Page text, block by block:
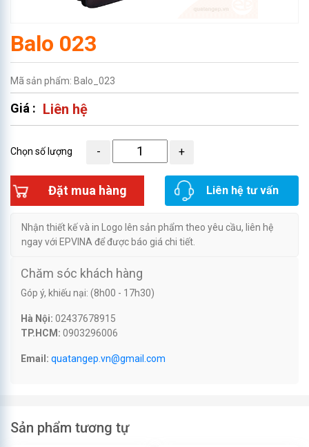
Balo 023
Mã sản phẩm: Balo_023
Giá : Liên hệ
Chọn số lượng
Đặt mua hàng Liên hệ tư vấn
Nhận thiết kế và in Logo lên sản phẩm theo yêu cầu, liên hệ
ngay với EPVINA để được báo giá chi tiết.
Chăm sóc khách hàng
Góp ý, khiếu nại: (8h00 - 17h30)
Hà Nội: 02437678915
TP.HCM: 0903296006
Email: quatangep.vn@gmail.com
Sản phẩm tương tự